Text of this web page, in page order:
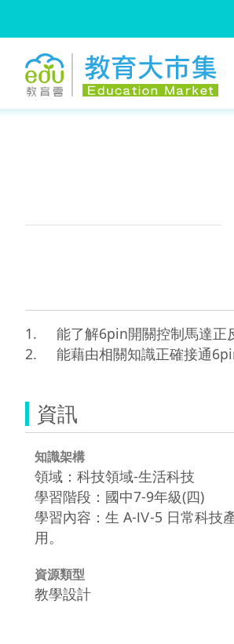
1.	能了解6pin開關控制馬達正反轉的電路原理
2.	能藉由相關知識正確接通
資訊
知識架構
領域：科技領域-生活科技
學習階段：國中7-9年級(四)
學習內容：生 A-Ⅳ-5 日常科技
用。
資源類型
教學設計